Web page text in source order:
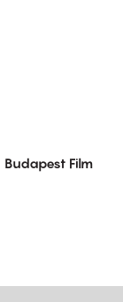
Budapest Film